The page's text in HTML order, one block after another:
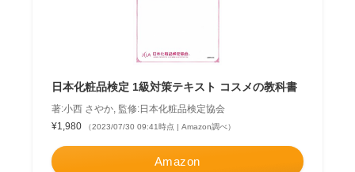
日本化粧品検定 1級対策テキスト コスメの教科書
著:小西 さやか, 監修:日本化粧品検定協会
¥1,980
（2023/07/30 09:41時点 | Amazon調べ）
Amazon